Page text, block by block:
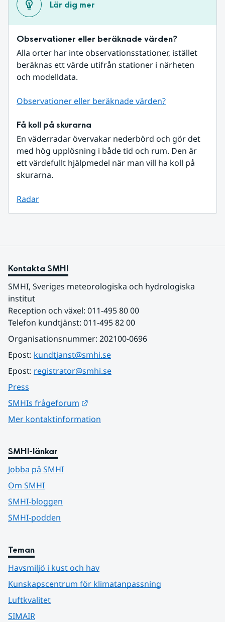
Lär dig mer
Observationer eller beräknade värden?
Alla orter har inte observationsstationer, istället
beräknas ett värde utifrån stationer i närheten
och modelldata.
Observationer eller beräknade värden?
Få koll på skurarna
En väderradar övervakar nederbörd och gör det
med hög upplösning i både tid och rum. Den är
ett värdefullt hjälpmedel när man vill ha koll på
skurarna.
Radar
Kontakta SMHI
SMHI, Sveriges meteorologiska och hydrologiska
institut
Reception och växel: 011-495 80 00
Telefon kundtjänst: 011-495 82 00
Organisationsnummer: 202100-0696
Epost: kundtjanst@smhi.se
Epost: registrator@smhi.se
Press
SMHIs frågeforum
Mer kontaktinformation
SMHI-länkar
Jobba på SMHI
Om SMHI
SMHI-bloggen
SMHI-podden
Teman
Havsmiljö i kust och hav
Kunskapscentrum för klimatanpassning
Luftkvalitet
SIMAIR